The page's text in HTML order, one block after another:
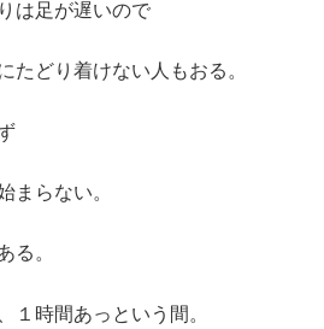
は足が遅いので
たどり着けない人もおる。
まらない。
る。
１時間あっという間。